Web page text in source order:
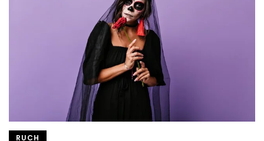
ZDROWE ODŻYWIANIE
RUCH